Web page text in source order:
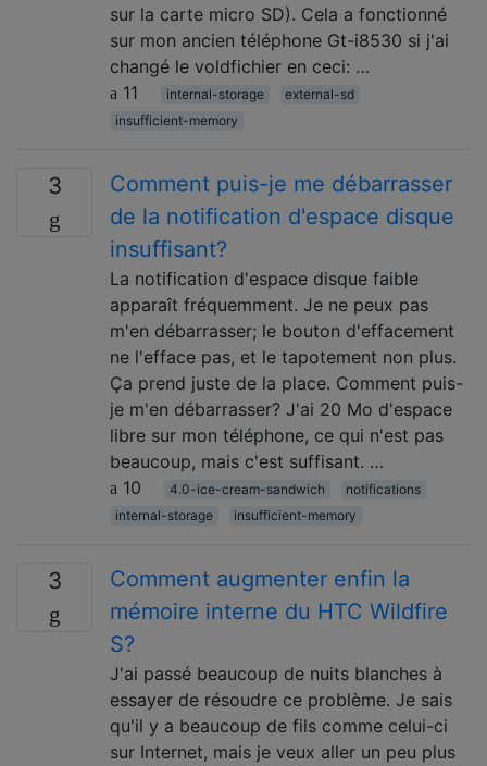
sur la carte micro SD). Cela a fonctionné
sur mon ancien téléphone Gt-i8530 si j'ai
changé le voldfichier en ceci: …
11
internal-storage
external-sd
insufficient-memory
3
Comment puis-je me débarrasser
de la notification d'espace disque
insuffisant?
La notification d'espace disque faible
apparaît fréquemment. Je ne peux pas
m'en débarrasser; le bouton d'effacement
ne l'efface pas, et le tapotement non plus.
Ça prend juste de la place. Comment puis-
je m'en débarrasser? J'ai 20 Mo d'espace
libre sur mon téléphone, ce qui n'est pas
beaucoup, mais c'est suffisant. …
10
4.0-ice-cream-sandwich
notifications
internal-storage
insufficient-memory
3
Comment augmenter enfin la
mémoire interne du HTC Wildfire
S?
J'ai passé beaucoup de nuits blanches à
essayer de résoudre ce problème. Je sais
qu'il y a beaucoup de fils comme celui-ci
sur Internet, mais je veux aller un peu plus